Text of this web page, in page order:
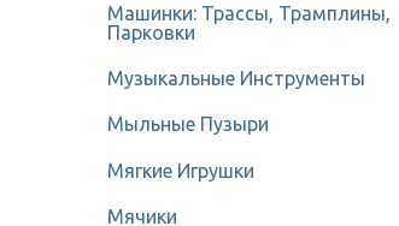
Машинки: Трассы, Трамплины,
Парковки
Музыкальные Инструменты
Мыльные Пузыри
Мягкие Игрушки
Мячики